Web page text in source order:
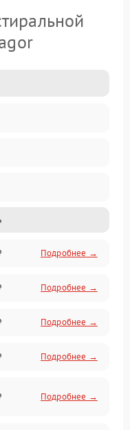
Подробнее →
Подробнее →
Подробнее →
Подробнее →
Подробнее →